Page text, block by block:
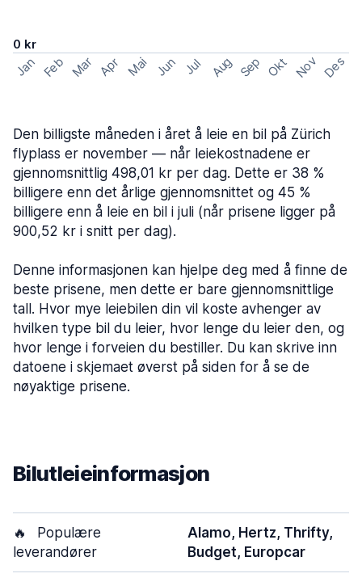
0 kr
Jan Feb Mar Apr Mai Jun Jul Aug Sep Okt Nov Des
Den billigste måneden i året å leie en bil på Zürich
flyplass er november — når leiekostnadene er
gjennomsnittlig 498,01 kr per dag. Dette er 38 %
billigere enn det årlige gjennomsnittet og 45 %
billigere enn å leie en bil i juli (når prisene ligger på
900,52 kr i snitt per dag).
Denne informasjonen kan hjelpe deg med å finne de
beste prisene, men dette er bare gjennomsnittlige
tall. Hvor mye leiebilen din vil koste avhenger av
hvilken type bil du leier, hvor lenge du leier den, og
hvor lenge i forveien du bestiller. Du kan skrive inn
datoene i skjemaet øverst på siden for å se de
nøyaktige prisene.
Bilutleieinformasjon
🔥
Populære
leverandører
Alamo, Hertz, Thrifty,
Budget, Europcar